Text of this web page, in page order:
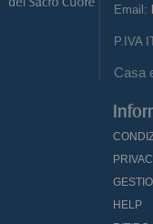
Email:
P.IVA
Casa
HELP